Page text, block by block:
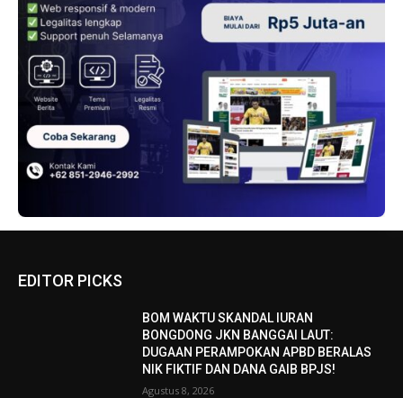
EDITOR PICKS
BOM WAKTU SKANDAL IURAN
BONGDONG JKN BANGGAI LAUT:
DUGAAN PERAMPOKAN APBD BERALAS
NIK FIKTIF DAN DANA GAIB BPJS!
Agustus 8, 2026